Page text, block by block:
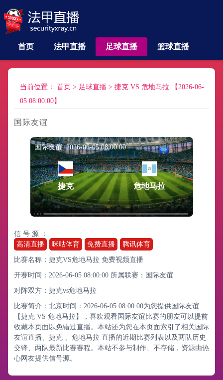
首页 法甲直播 足球直播 篮球直播
当前位置： 首页 > 足球直播 > 捷克 VS 危地马拉 【2026-06-
05 08:00:00】
国际友谊
国际友谊 2026-06-05 08:00:00
捷克 危地马拉
信 号 源 ：
高清直播
咪咕体育 免费直播 腾讯体育
比赛名称：捷克VS危地马拉 免费视频直播
开赛时间：2026-06-05 08:00:00 所属联赛： 国际友谊
对阵双方：捷克vs危地马拉
比赛简介：北京时间：2026-06-05 08:00:00为您提供国际友谊
【捷克 VS 危地马拉】，喜欢观看国际友谊比赛的朋友可以提前
收藏本页面以免错过直播。本站还为您在本页面索引了相关国际
友谊直播、捷克 、危地马拉 直播的近期比赛列表以及两队历史
交锋、两队最新比赛赛程。本站不参与制作、不存储，资源由热
心网友提供信号源。